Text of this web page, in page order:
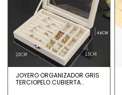
JOYERO ORGANIZADOR GRIS
TERCIOPELO CUBIERTA..